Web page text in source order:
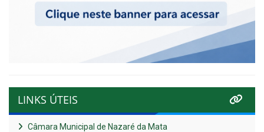
LINKS ÚTEIS
Câmara Municipal de Nazaré da Mata